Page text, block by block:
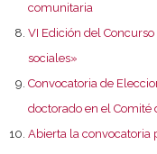
comunitaria
VI Edición del
sociales»
Convocatoria de
doctorado en el Comité
Abierta la convocatoria